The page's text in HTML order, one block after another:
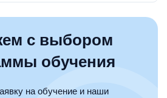
с выбором
обучения
на обучение и наши